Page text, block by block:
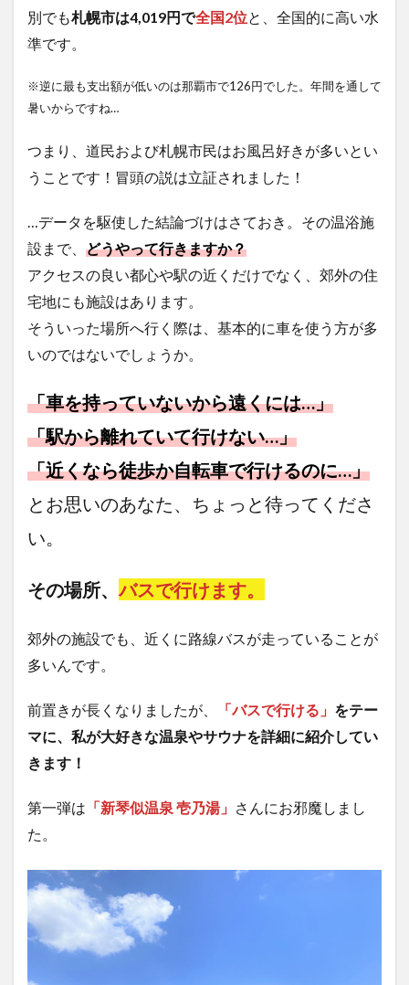
別でも札幌市は4,019円で全国2位と、全国的に高い水
準です。
※逆に最も支出額が低いのは那覇市で126円でした。年間を通して
暑いからですね…
つまり、道民および札幌市民はお風呂好きが多いとい
うことです！冒頭の説は立証されました！
…データを駆使した結論づけはさておき。その温浴施
設まで、 どうやって行きますか？
アクセスの良い都心や駅の近くだけでなく、郊外の住
宅地にも施設はあります。
そういった場所へ行く際は、基本的に車を使う方が多
いのではないでしょうか。
「車を持っていないから遠くには…」
「駅から離れていて行けない…」
「近くなら徒歩か自転車で行けるのに…」
とお思いのあなた、ちょっと待ってくださ
い。
その場所、 バスで行けます。
郊外の施設でも、近くに路線バスが走っていることが
多いんです。
前置きが長くなりましたが、 「バスで行ける」 をテー
マに、私が大好きな温泉やサウナを詳細に紹介してい
きます！
第一弾は 「新琴似温泉 壱乃湯」 さんにお邪魔しまし
た。